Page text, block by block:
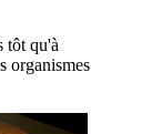
tôt qu'à
organismes